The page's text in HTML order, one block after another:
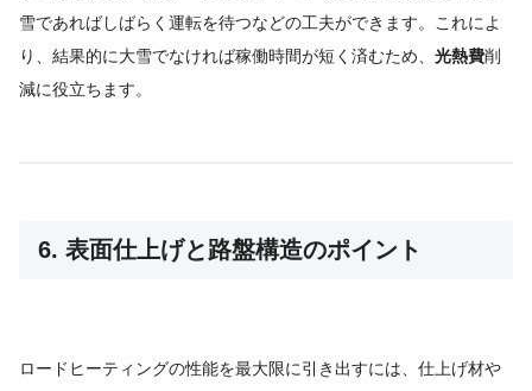
雪であればしばらく運転を待つなどの工夫ができます。これによ
り、結果的に大雪でなければ稼働時間が短く済むため、 光熱費削
減に役立ちます。
6. 表面仕上げと路盤構造のポイント
ロードヒーティングの性能を最大限に引き出すには、仕上げ材や